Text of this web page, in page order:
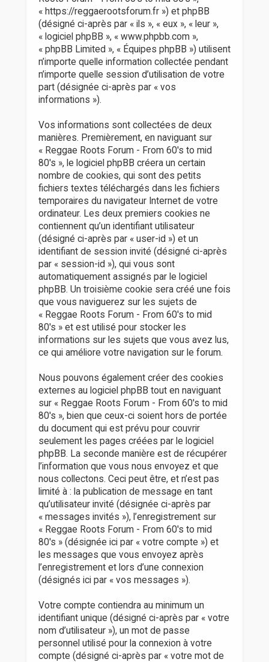
« https://reggaerootsforum.fr ») et phpBB
(désigné ci-après par « ils », « eux », « leur »,
« logiciel phpBB », « www.phpbb.com »,
« phpBB Limited », « Équipes phpBB ») utilisent
n’importe quelle information collectée pendant
n’importe quelle session d’utilisation de votre
part (désignée ci-après par « vos
informations »).
Vos informations sont collectées de deux
manières. Premièrement, en naviguant sur
« Reggae Roots Forum - From 60's to mid
80's », le logiciel phpBB créera un certain
nombre de cookies, qui sont des petits
fichiers textes téléchargés dans les fichiers
temporaires du navigateur Internet de votre
ordinateur. Les deux premiers cookies ne
contiennent qu’un identifiant utilisateur
(désigné ci-après par « user-id ») et un
identifiant de session invité (désigné ci-après
par « session-id »), qui vous sont
automatiquement assignés par le logiciel
phpBB. Un troisième cookie sera créé une fois
que vous naviguerez sur les sujets de
« Reggae Roots Forum - From 60's to mid
80's » et est utilisé pour stocker les
informations sur les sujets que vous avez lus,
ce qui améliore votre navigation sur le forum.
Nous pouvons également créer des cookies
externes au logiciel phpBB tout en naviguant
sur « Reggae Roots Forum - From 60's to mid
80's », bien que ceux-ci soient hors de portée
du document qui est prévu pour couvrir
seulement les pages créées par le logiciel
phpBB. La seconde manière est de récupérer
l’information que vous nous envoyez et que
nous collectons. Ceci peut être, et n’est pas
limité à : la publication de message en tant
qu’utilisateur invité (désignée ci-après par
« messages invités »), l’enregistrement sur
« Reggae Roots Forum - From 60's to mid
80's » (désignée ici par « votre compte ») et
les messages que vous envoyez après
l’enregistrement et lors d’une connexion
(désignés ici par « vos messages »).
Votre compte contiendra au minimum un
identifiant unique (désigné ci-après par « votre
nom d’utilisateur »), un mot de passe
personnel utilisé pour la connexion à votre
compte (désigné ci-après par « votre mot de